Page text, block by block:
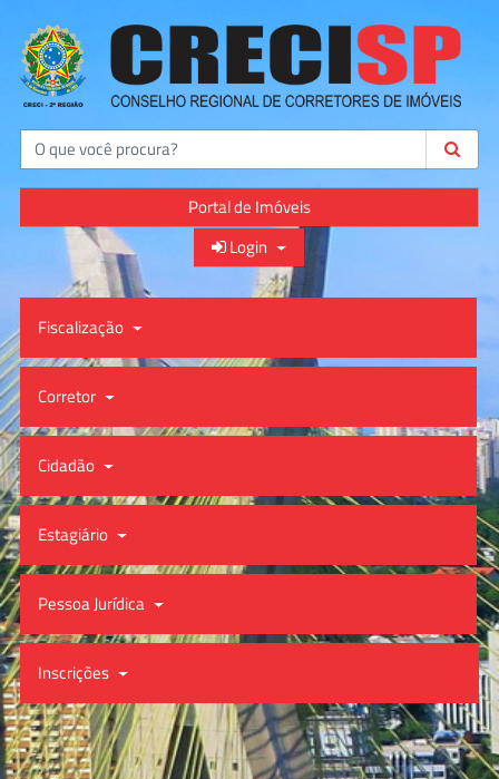
Buscar
Portal de Imóveis
Login
Fiscalização
Corretor
Cidadão
Estagiário
Pessoa Jurídica
Inscrições